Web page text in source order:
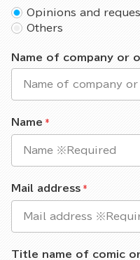
Opinions and
Others
Name of company or
Name
Mail address
Title name of comic or